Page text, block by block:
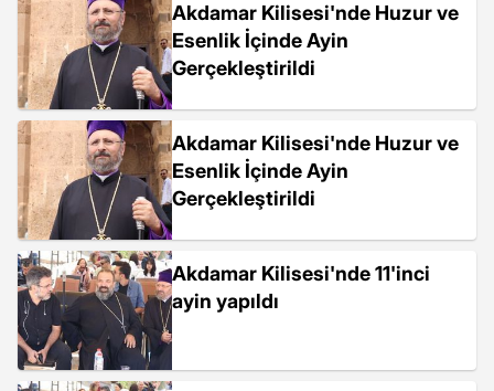
Akdamar Kilisesi'nde Huzur ve
Esenlik İçinde Ayin
Gerçekleştirildi
Akdamar Kilisesi'nde Huzur ve
Esenlik İçinde Ayin
Gerçekleştirildi
Akdamar Kilisesi'nde 11'inci
ayin yapıldı